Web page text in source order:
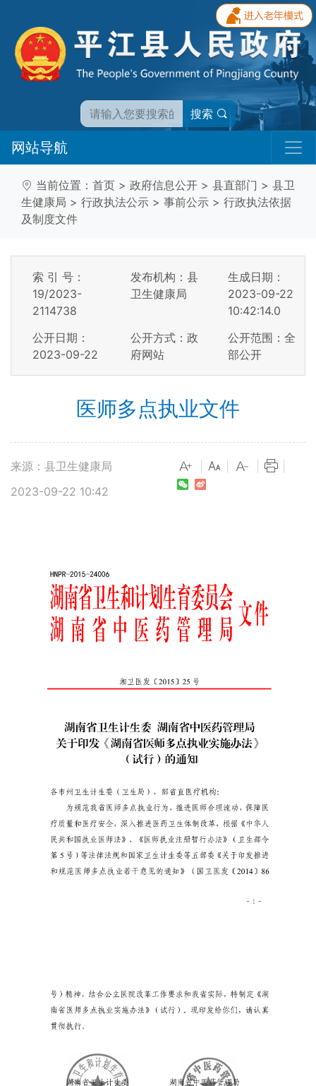
搜索
网站导航
当前位置： 首页 > 政府信息公开 > 县直部门 > 县卫
生健康局 > 行政执法公示 > 事前公示 > 行政执法依据
及制度文件
索 引 号：
19/2023-
2114738
发布机构：县
卫生健康局
生成日期：
2023-09-22
10:42:14.0
公开日期：
2023-09-22
公开方式：政
府网站
公开范围：全
部公开
医师多点执业文件
来源：县卫生健康局
2023-09-22 10:42